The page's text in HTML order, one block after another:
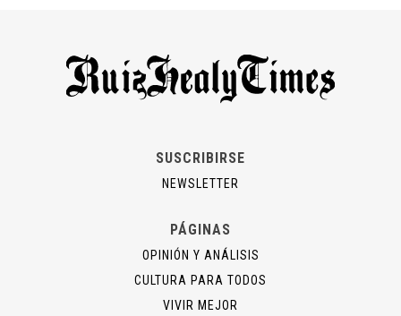
SUSCRIBIRSE
NEWSLETTER
PÁGINAS
OPINIÓN Y ANÁLISIS
CULTURA PARA TODOS
VIVIR MEJOR